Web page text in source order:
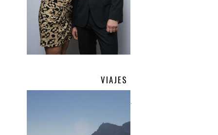
VIAJES
.